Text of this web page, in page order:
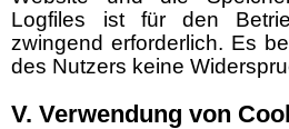
Logfiles ist für den
zwingend erforderlich. Es
des Nutzers keine
V. Verwendung von